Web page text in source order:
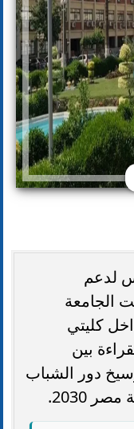
لدعم
الجامعة
كليتي
بين
دور الشباب
2030.